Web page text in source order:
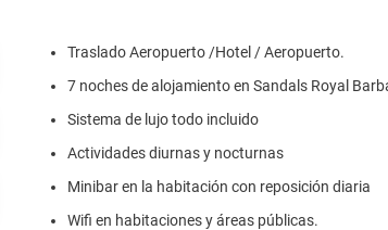
Traslado Aeropuerto /Hotel / Aeropuerto.
7 noches de alojamiento en Sandals Royal
Sistema de lujo todo incluido
Actividades diurnas y nocturnas
Minibar en la habitación con reposición diaria
Wifi en habitaciones y áreas públicas.